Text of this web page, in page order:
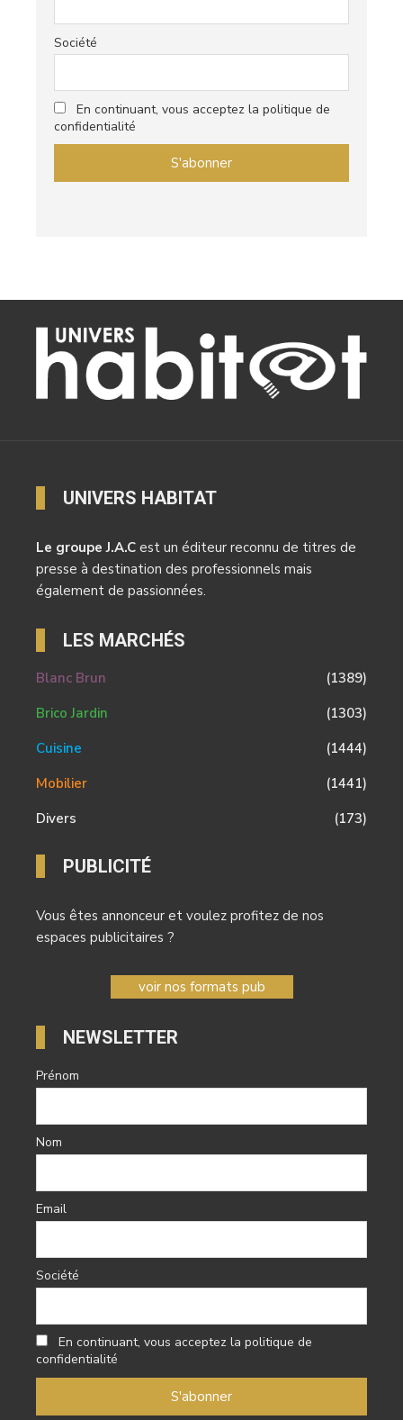
Société
En continuant, vous acceptez la politique de
confidentialité
UNIVERS HABITAT
Le groupe J.A.C est un éditeur reconnu de titres de
presse à destination des professionnels mais
également de passionnées.
LES MARCHÉS
Blanc Brun
(1389)
Brico Jardin
(1303)
Cuisine
(1444)
Mobilier
(1441)
Divers
(173)
PUBLICITÉ
Vous êtes annonceur et voulez profitez de nos
espaces publicitaires ?
voir nos formats pub
NEWSLETTER
Prénom
Nom
Email
Société
En continuant, vous acceptez la politique de
confidentialité